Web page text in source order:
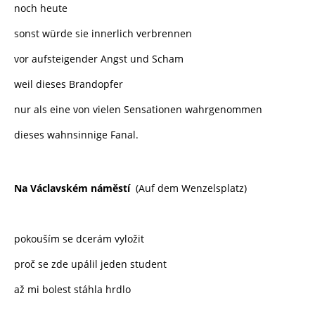
noch heute
sonst würde sie innerlich verbrennen
vor aufsteigender Angst und Scham
weil dieses Brandopfer
nur als eine von vielen Sensationen wahrgenommen
dieses wahnsinnige Fanal.
Na Václavském náměstí (Auf dem Wenzelsplatz)
pokouším se dcerám vyložit
proč se zde upálil jeden student
až mi bolest stáhla hrdlo